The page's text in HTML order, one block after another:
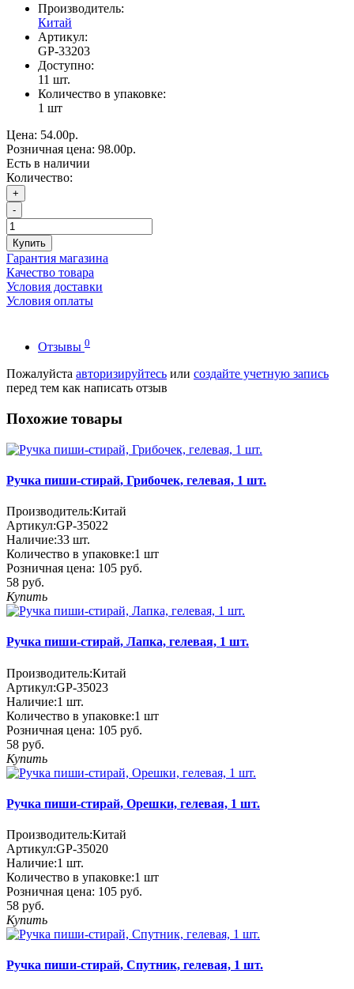
Производитель:
Китай
Артикул:
GP-33203
Доступно:
11 шт.
Количество в упаковке:
1 шт
Цена: 54.00р.
Розничная цена: 98.00р.
Есть в наличии
Количество:
+
-
Купить
Гарантия магазина
Качество товара
Условия доставки
Условия оплаты
Отзывы 0
Пожалуйста авторизируйтесь или создайте учетную запись
перед тем как написать отзыв
Похожие товары
Ручка пиши-стирай, Грибочек, гелевая, 1 шт.
Производитель:Китай
Артикул:GP-35022
Наличие:33 шт.
Количество в упаковке:1 шт
Розничная цена: 105 руб.
58 руб.
Купить
Ручка пиши-стирай, Лапка, гелевая, 1 шт.
Производитель:Китай
Артикул:GP-35023
Наличие:1 шт.
Количество в упаковке:1 шт
Розничная цена: 105 руб.
58 руб.
Купить
Ручка пиши-стирай, Орешки, гелевая, 1 шт.
Производитель:Китай
Артикул:GP-35020
Наличие:1 шт.
Количество в упаковке:1 шт
Розничная цена: 105 руб.
58 руб.
Купить
Ручка пиши-стирай, Спутник, гелевая, 1 шт.